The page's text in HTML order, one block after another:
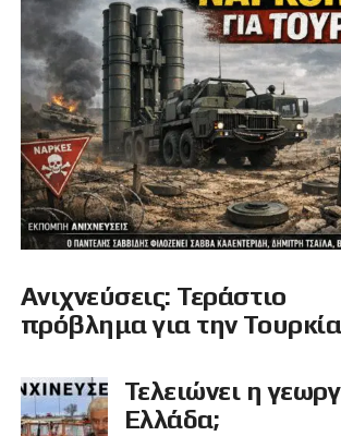
Ανιχνεύσεις: Τεράστιο
πρόβλημα για την Τουρκία
Τελειώνει η
Ελλάδα;